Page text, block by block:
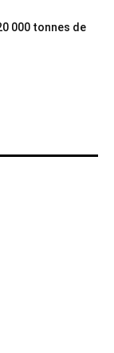
000 tonnes de